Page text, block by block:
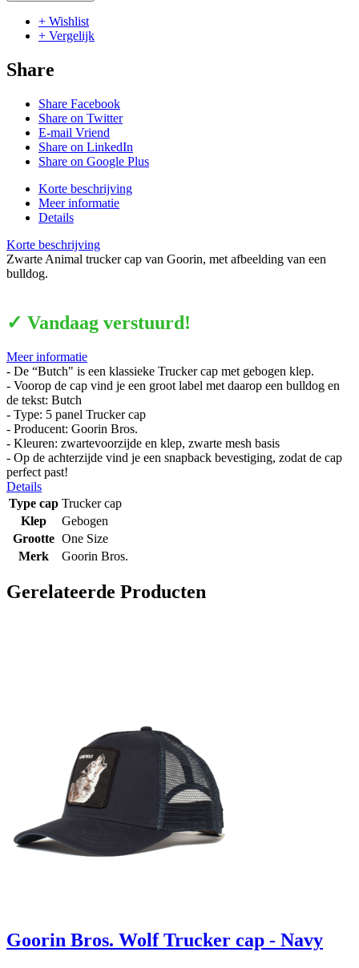
+ Wishlist
+ Vergelijk
Share
Share Facebook
Share on Twitter
E-mail Vriend
Share on LinkedIn
Share on Google Plus
Korte beschrijving
Meer informatie
Details
Korte beschrijving
Zwarte Animal trucker cap van Goorin, met afbeelding van een
bulldog.
✓ Vandaag verstuurd!
Meer informatie
- De “Butch" is een klassieke Trucker cap met gebogen klep.
- Voorop de cap vind je een groot label met daarop een bulldog en
de tekst: Butch
- Type: 5 panel Trucker cap
- Producent: Goorin Bros.
- Kleuren: zwartevoorzijde en klep, zwarte mesh basis
- Op de achterzijde vind je een snapback bevestiging, zodat de cap
perfect past!
Details
Type cap Trucker cap
Klep
Gebogen
Grootte One Size
Merk
Goorin Bros.
Gerelateerde Producten
Goorin Bros. Wolf Trucker cap - Navy